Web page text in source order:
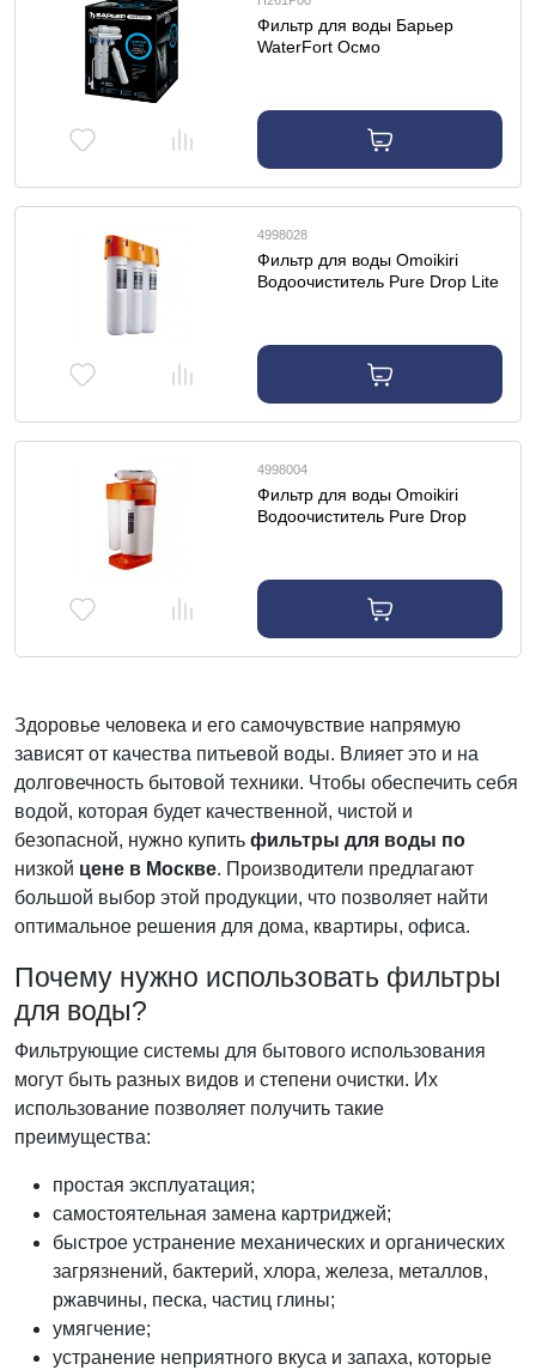
Фильтр для воды Барьер
WaterFort Осмо
4998028
Фильтр для воды Omoikiri
Водоочиститель Pure Drop Lite
4998004
Фильтр для воды Omoikiri
Водоочиститель Pure Drop
Здоровье человека и его самочувствие напрямую
зависят от качества питьевой воды. Влияет это и на
долговечность бытовой техники. Чтобы обеспечить себя
водой, которая будет качественной, чистой и
безопасной, нужно купить фильтры для воды по
низкой цене в Москве. Производители предлагают
большой выбор этой продукции, что позволяет найти
оптимальное решения для дома, квартиры, офиса.
Почему нужно использовать фильтры
для воды?
Фильтрующие системы для бытового использования
могут быть разных видов и степени очистки. Их
использование позволяет получить такие
преимущества:
простая эксплуатация;
самостоятельная замена картриджей;
быстрое устранение механических и органических
загрязнений, бактерий, хлора, железа, металлов,
ржавчины, песка, частиц глины;
умягчение;
устранение неприятного вкуса и запаха, которые